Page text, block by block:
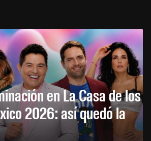
en La Casa de los
2026: así quedó la